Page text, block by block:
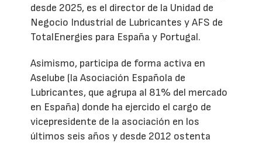
desde 2025, es el director de la Unidad de
Negocio Industrial de Lubricantes y AFS de
TotalEnergies para España y Portugal.
Asimismo, participa de forma activa en
Aselube (la Asociación Española de
Lubricantes, que agrupa al 81% del mercado
en España) donde ha ejercido el cargo de
vicepresidente de la asociación en los
últimos seis años y desde 2012 ostenta